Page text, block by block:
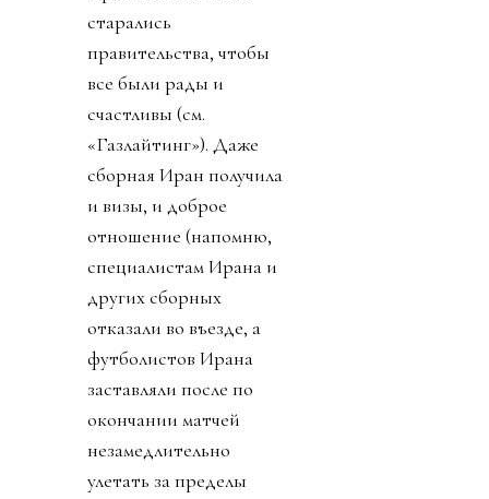
старались
правительства, чтобы
все были рады и
счастливы (см.
«Газлайтинг»). Даже
сборная Иран получила
и визы, и доброе
отношение (напомню,
специалистам Ирана и
других сборных
отказали во въезде, а
футболистов Ирана
заставляли после по
окончании матчей
незамедлительно
улетать за пределы